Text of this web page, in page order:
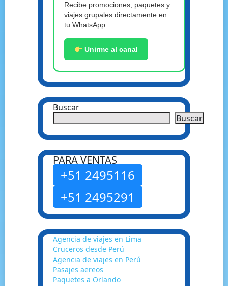
Recibe promociones, paquetes y
viajes grupales directamente en
tu WhatsApp.
Unirme al canal
Buscar
Buscar
PARA VENTAS
+51 2495116
+51 2495291
Agencia de viajes en Lima
Cruceros desde Perú
Agencia de viajes en Perú
Pasajes aereos
Paquetes a Orlando